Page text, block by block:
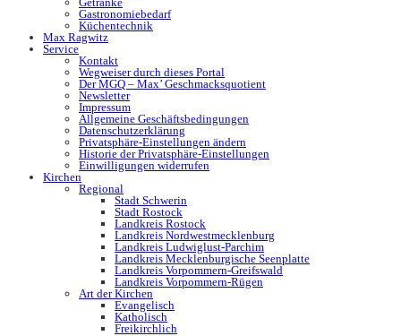
Gastronomiebedarf
Küchentechnik
Max Ragwitz
Service
Kontakt
Wegweiser durch dieses Portal
Der MGQ – Max’ Geschmacksquotient
Newsletter
Impressum
Allgemeine Geschäftsbedingungen
Datenschutzerklärung
Privatsphäre-Einstellungen ändern
Historie der Privatsphäre-Einstellungen
Einwilligungen widerrufen
Kirchen
Regional
Stadt Schwerin
Stadt Rostock
Landkreis Rostock
Landkreis Nordwestmecklenburg
Landkreis Ludwiglust-Parchim
Landkreis Mecklenburgische Seenplatte
Landkreis Vorpommern-Greifswald
Landkreis Vorpommern-Rügen
Art der Kirchen
Evangelisch
Katholisch
Freikirchlich